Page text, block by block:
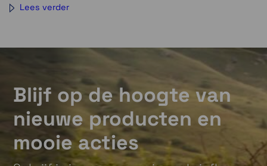
gemaakt.
De OnRoute Motorkaart is geschikt voor alle
GPS toestellen en wordt aangeboden op (micro)SD.
Vanaf de Zumo XT2 en nieuwer merken we dat de
motorkaart niet goed functioneert, het toestel kan
niet altijd een route berekenen en het toestel kan er
traag door worden. Dit probleem is ontstaan na
verschillende updates van Garmin voor de Zumo XT2.
Onder andere de vele verschillende routeringsopties
en kaartlagen van de XT2 (en nieuwere modellen)
Lees verder
Blijf op de hoogte van
nieuwe producten en
mooie acties